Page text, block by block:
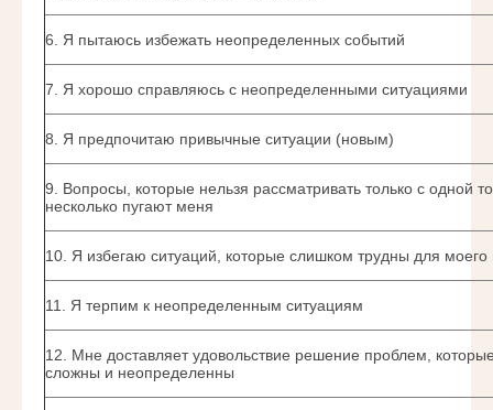
6. Я пытаюсь избежать неопределенных событий
7. Я хорошо справляюсь с неопределенными ситуациями
8. Я предпочитаю привычные ситуации (новым)
9. Вопросы, которые нельзя рассматривать только с одной
несколько пугают меня
10. Я избегаю ситуаций, которые слишком трудны для
11. Я терпим к неопределенным ситуациям
12. Мне доставляет удовольствие решение проблем,
сложны и неопределенны